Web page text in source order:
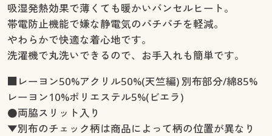
吸湿発熱効果で薄くても暖かいバンセルヒート。
帯電防止機能で嫌な静電気のパチパチを軽減。
やわらかで快適な着心地です。
洗濯機で丸洗いできるので、お手入れも簡単です。
■レーヨン50%アクリル50%(天竺編) 別布部分/綿85%
レーヨン10%ポリエステル5%(ビエラ)
●両脇スリット入り
▼別布のチェック柄は商品によって柄の位置が異なり